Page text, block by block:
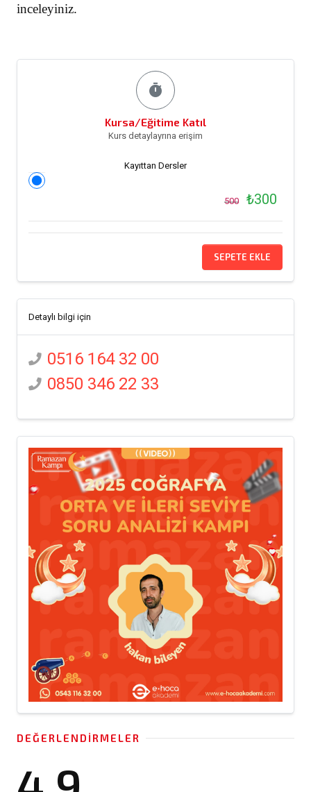
inceleyiniz.
timer
Kursa/Eğitime Katıl
Kurs detaylayrına erişim
Kayıttan Dersler
500 ₺300
SEPETE EKLE
Detaylı bilgi için
0516 164 32 00
0850 346 22 33
DEĞERLENDIRMELER